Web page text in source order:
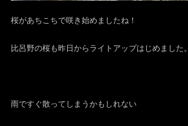
桜があちこちで咲き始めましたね！
比呂野の桜も昨日からライトアップはじめました。
雨ですぐ散ってしまうかもしれない